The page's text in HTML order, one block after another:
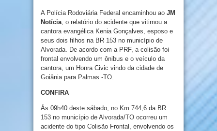
A Polícia Rodoviária Federal encaminhou ao JM
Notícia , o relatório do acidente que vitimou a
cantora evangélica Kenia Gonçalves, esposo e
seus dois filhos na BR 153 no município de
Alvorada. De acordo com a PRF, a colisão foi
frontal envolvendo um ônibus e o veículo da
cantora, um Honra Civic vindo da cidade de
Goiânia para Palmas -TO.
CONFIRA
Ás 09h40 deste sábado, no Km 744,6 da BR
153 no município de Alvorada/TO ocorreu um
acidente do tipo Colisão Frontal, envolvendo os